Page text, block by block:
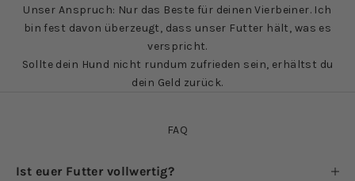
Unser Anspruch: Nur das Beste für deinen Vierbeiner. Ich
bin fest davon überzeugt, dass unser Futter hält, was es
verspricht.
Sollte dein Hund nicht rundum zufrieden sein, erhältst du
dein Geld zurück.
FAQ
Ist euer Futter vollwertig?